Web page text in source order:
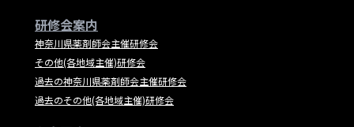
研修会案内
神奈川県薬剤師会主催研修会
その他(各地域主催)研修会
過去の神奈川県薬剤師会主催研修会
過去のその他(各地域主催)研修会